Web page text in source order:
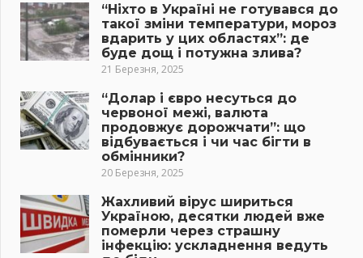
“Ніхто в Україні не готувався до
такої зміни температури, мороз
вдарить у цих областях”: де
буде дощ і потужна злива?
21 Березня, 2025
“Долар і євро несуться до
червоної межі, валюта
продовжує дорожчати”: що
відбувається і чи час бігти в
обмінники?
20 Березня, 2025
Жахливий вірус шириться
Україною, десятки людей вже
померли через страшну
інфекцію: ускладнення ведуть